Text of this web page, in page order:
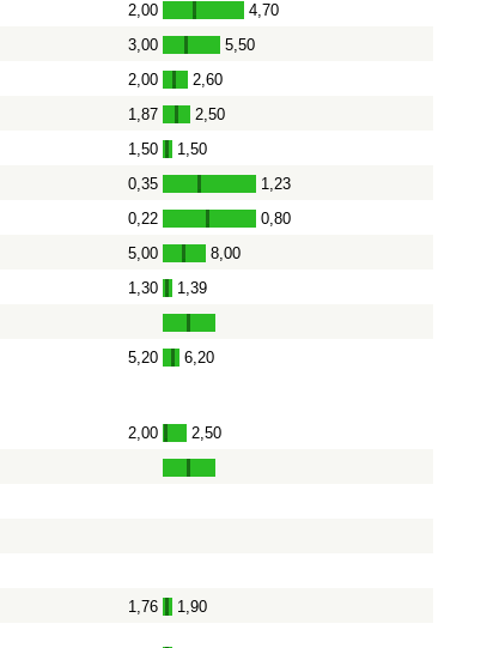
2,00 - 4,70
3,00 - 5,50
2,00 - 2,60
1,87 - 2,50
1,50 - 1,50
0,35 - 1,23
0,22 - 0,80
5,00 - 8,00
1,30 - 1,39
5,20 - 6,20
2,00 - 2,50
1,76 - 1,90